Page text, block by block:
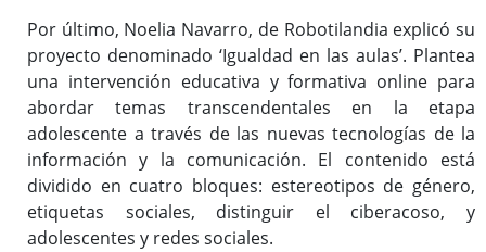
Por último, Noelia Navarro, de Robotilandia explicó su
proyecto denominado ‘Igualdad en las aulas’. Plantea
una intervención educativa y formativa online para
abordar temas transcendentales en la etapa
adolescente a través de las nuevas tecnologías de la
información y la comunicación. El contenido está
dividido en cuatro bloques: estereotipos de género,
etiquetas sociales, distinguir el ciberacoso, y
adolescentes y redes sociales.